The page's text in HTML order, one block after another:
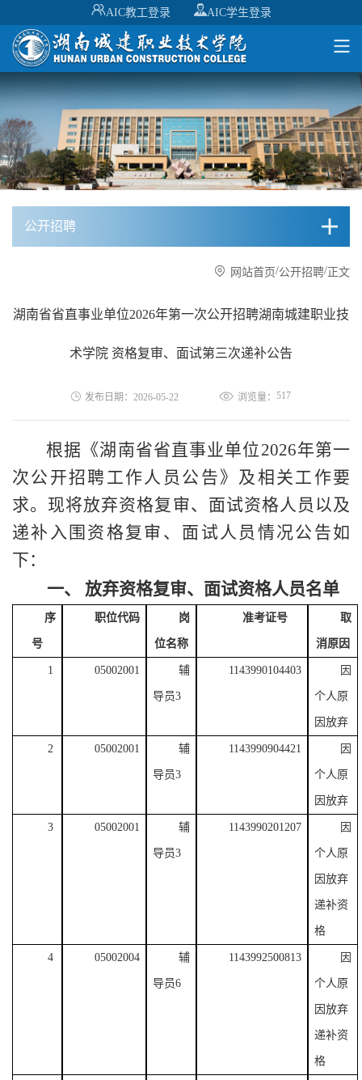
AIC教工登录 AIC学生登录
公开招聘
网站首页/公开招聘/正文
湖南省省直事业单位2026年第一次公开招聘湖南城建职业技
术学院 资格复审、面试第三次递补公告
发布日期：2026-05-22 浏览量： 517
根据《湖南省省直事业单位2026年第一
次公开招聘工作人员公告》 及相关工作要
求。现将放弃资格复审、面试资格人员以及
递补入围资格复审、面试人员情况公告如
下：
一、
放弃资格复审、面试资格人员名单
序
号
职位代码 岗
位名称
准考证号 取
消原因
1 05002001 辅
导员3
1143990104403 因
个人原
因放弃
2 05002001 辅
导员3
1143990904421 因
个人原
因放弃
3 05002001 辅
导员3
1143990201207 因
个人原
因放弃
递补资
格
4 05002004 辅
导员6
1143992500813 因
个人原
因放弃
递补资
格